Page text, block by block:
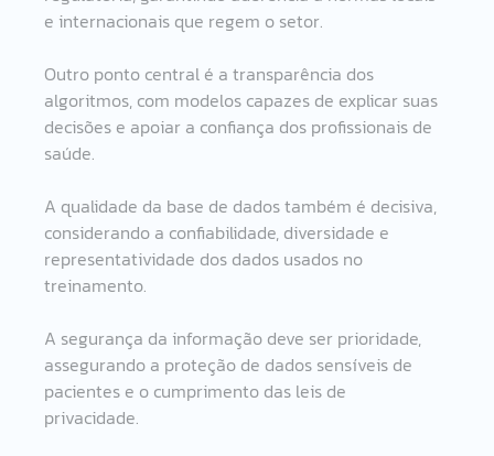
e internacionais que regem o setor.
Outro ponto central é a transparência dos
algoritmos, com modelos capazes de explicar suas
decisões e apoiar a confiança dos profissionais de
saúde.
A qualidade da base de dados também é decisiva,
considerando a confiabilidade, diversidade e
representatividade dos dados usados no
treinamento.
A segurança da informação deve ser prioridade,
assegurando a proteção de dados sensíveis de
pacientes e o cumprimento das leis de
privacidade.